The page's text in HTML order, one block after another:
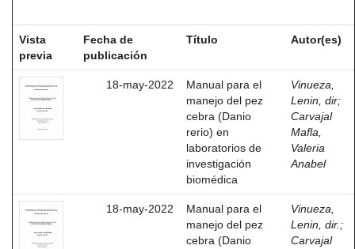
Vista
previa
Fecha de
publicación
Título Autor(es)
18-may-2022
Manual para el
manejo del pez
cebra (Danio
rerio) en
laboratorios de
investigación
biomédica
Vinueza,
Lenin, dir;
Carvajal
Mafla,
Valeria
Anabel
18-may-2022
Manual para el
manejo del pez
cebra (Danio
Vinueza,
Lenin, dir. ;
Carvajal